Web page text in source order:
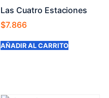
Las Cuatro Estaciones
$7.866
AÑADIR AL CARRITO